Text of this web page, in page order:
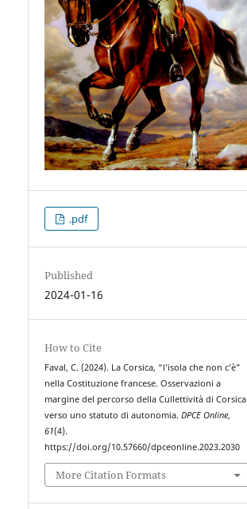
.pdf
Published
2024-01-16
How to Cite
Faval, C. (2024). La Corsica, “l’isola che non c’è”
nella Costituzione francese. Osservazioni a
margine del percorso della Cullettività di Corsica
verso uno statuto di autonomia.DPCE Online,
61(4).
https://doi.org/10.57660/dpceonline.2023.2030
More Citation Formats